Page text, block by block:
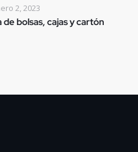
2, 2023
bolsas, cajas y cartón